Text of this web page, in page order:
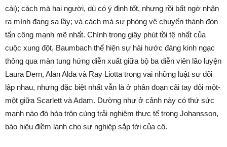
cái); cách mà hai người, dù có ý định tốt, nhưng rồi bất ngờ nhận
ra mình đang sa lầy; và cách mà sự phòng vệ chuyển thành đòn
tấn công mạnh mẽ nhất. Chính trong giây phút tồi tệ nhất của
cuộc xung đột, Baumbach thể hiện sự hài hước đáng kinh ngạc
thông qua màn tung hứng diễn xuất giữa bộ ba diễn viên lão luyện
Laura Dern, Alan Alda và Ray Liotta trong vai những luật sư đối
lập nhau, nhưng đặc biệt nhất vẫn là ở phân đoạn cãi tay đôi một-
một giữa Scarlett và Adam. Dường như ở cảnh này có thứ sức
mạnh nào đó hòa trộn cùng trải nghiệm thực tế trong Johansson,
báo hiệu điềm lành cho sự nghiệp sắp tới của cô.